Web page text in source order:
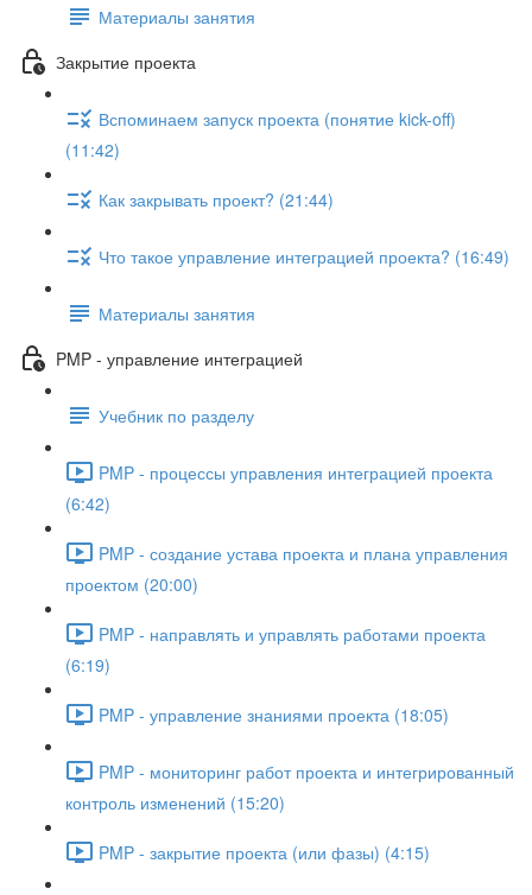
Материалы занятия
Закрытие проекта
Вспоминаем запуск проекта (понятие kick-off)
(11:42)
Как закрывать проект? (21:44)
Что такое управление интеграцией проекта? (16:49)
Материалы занятия
PMP - управление интеграцией
Учебник по разделу
PMP - процессы управления интеграцией проекта
(6:42)
PMP - создание устава проекта и плана управления
проектом (20:00)
PMP - направлять и управлять работами проекта
(6:19)
PMP - управление знаниями проекта (18:05)
PMP - мониторинг работ проекта и интегрированный
контроль изменений (15:20)
PMP - закрытие проекта (или фазы) (4:15)